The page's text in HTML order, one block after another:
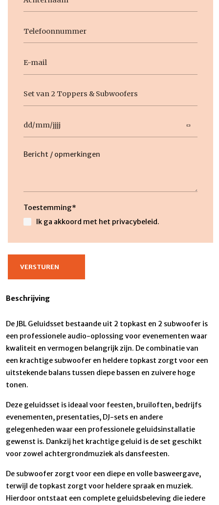
mail
titel
MM
Beschrijving
Toestemming*
Ik ga akkoord met het privacybeleid.
Beschrijving
De JBL Geluidsset bestaande uit 2 topkast en 2 subwoofer is
een professionele audio-oplossing voor evenementen waar
kwaliteit en vermogen belangrijk zijn. De combinatie van
een krachtige subwoofer en heldere topkast zorgt voor een
uitstekende balans tussen diepe bassen en zuivere hoge
tonen.
Deze geluidsset is ideaal voor feesten, bruiloften, bedrijfs
evenementen, presentaties, DJ-sets en andere
gelegenheden waar een professionele geluidsinstallatie
gewenst is. Dankzij het krachtige geluid is de set geschikt
voor zowel achtergrondmuziek als dansfeesten.
De subwoofer zorgt voor een diepe en volle basweergave,
terwijl de topkast zorgt voor heldere spraak en muziek.
Hierdoor ontstaat een complete geluidsbeleving die iedere